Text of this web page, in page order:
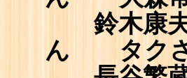
鈴木康
ん タク